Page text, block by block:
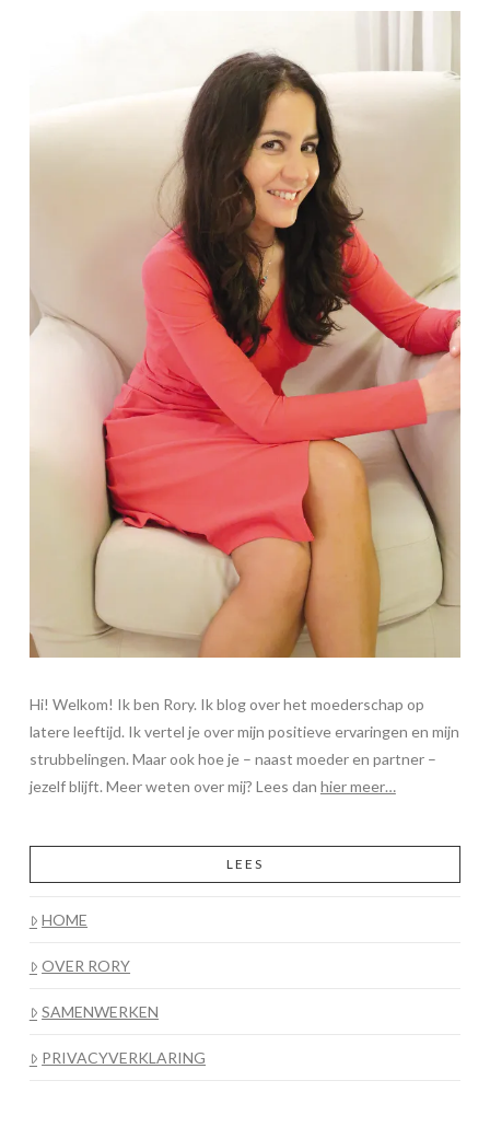
Hi! Welkom! Ik ben Rory. Ik blog over het moederschap op
latere leeftijd. Ik vertel je over mijn positieve ervaringen en mijn
strubbelingen. Maar ook hoe je – naast moeder en partner –
jezelf blijft. Meer weten over mij? Lees dan hier meer…
LEES
HOME
OVER RORY
SAMENWERKEN
PRIVACYVERKLARING